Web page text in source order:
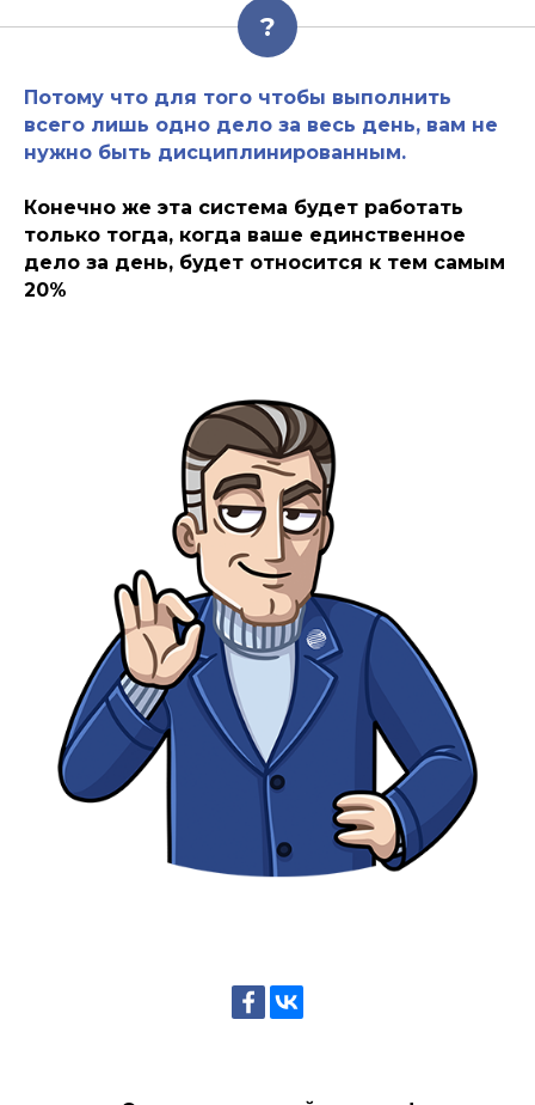
?
Потому что для того чтобы выполнить
всего лишь одно дело за весь день, вам не
нужно быть дисциплинированным.
Конечно же эта система будет работать
только тогда, когда ваше единственное
дело за день, будет относится к тем самым
20%